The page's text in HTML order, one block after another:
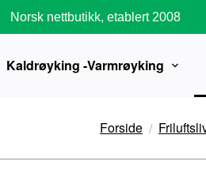
Norsk nettbutikk, etablert 2008
Kaldrøyking -Varmrøyking
Forside